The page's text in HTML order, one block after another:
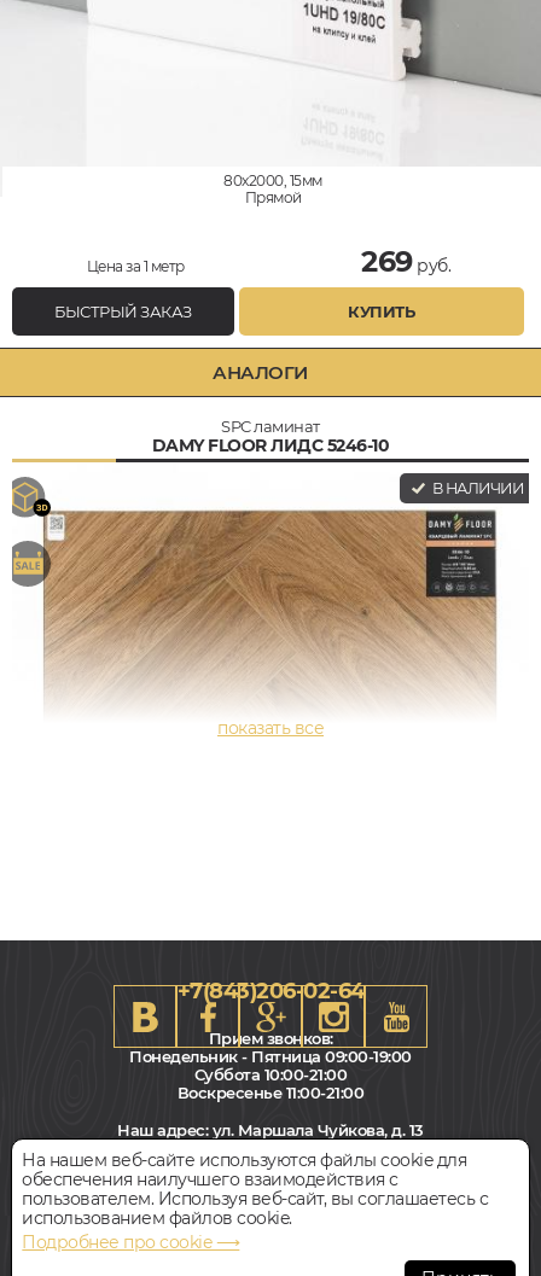
80x2000, 15мм
Прямой
Цена за 1 метр 269руб.
БЫСТРЫЙ ЗАКАЗ КУПИТЬ
АНАЛОГИ
SPC ламинат
DAMY FLOOR ЛИДС 5246-10
В НАЛИЧИИ
0,75, Дуб, Елочкой, Водостойкий
-21%
Цена за 1 м²
3 749РУБ.
2 999руб.
БЫСТРЫЙ ЗАКАЗ
+7(843)206-02-64
Прием звонков:
Понедельник - Пятница 09:00-19:00
Суббота 10:00-21:00
Воскресенье 11:00-21:00
Наш адрес:ул. Маршала Чуйкова, д. 13
Салон "Паркет Пол"
Всегда свободная парковка
© Интернет-магазин Polvamvdom.ru 2011-2026. Все права
На нашем веб-сайте используются файлы cookie для
обеспечения наилучшего взаимодействия с
пользователем. Используя веб-сайт, вы соглашаетесь с
использованием файлов cookie.
Подробнее про cookie ⟶